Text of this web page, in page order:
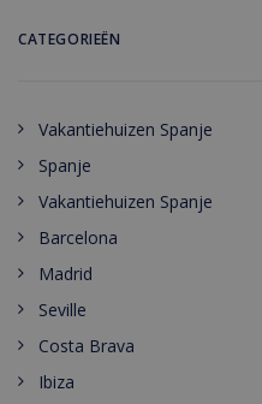
CATEGORIEËN
Vakantiehuizen Spanje
Spanje
Vakantiehuizen Spanje
Barcelona
Madrid
Seville
Costa Brava
Ibiza